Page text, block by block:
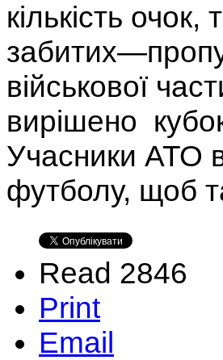
кількість
військової
вирішено кубок
Учасники АТО
футболу, щоб
Read 2846
Print
Email